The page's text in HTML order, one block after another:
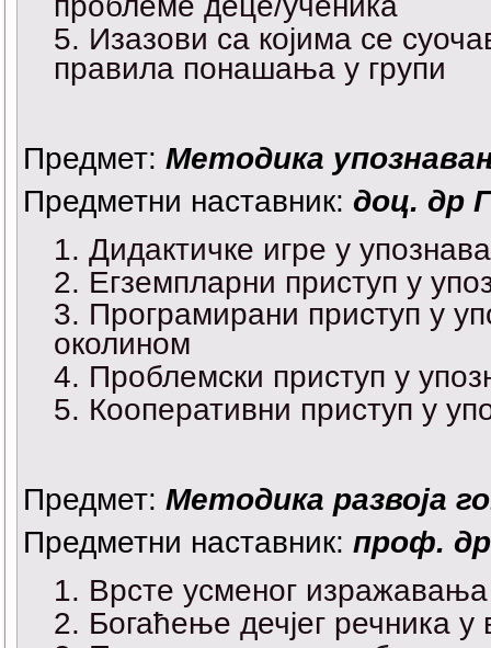
Изазови са којима се
правила понашања у групи
Предмет: Методика
Предметни наставник: доц. др
Дидактичке игре у
Егземпларни приступ у
Програмирани приступ у
околином
Проблемски приступ у
Кооперативни приступ у
Предмет: Методика развоја
Предметни наставник: проф.
Врсте усменог
Богаћење дечјег речника